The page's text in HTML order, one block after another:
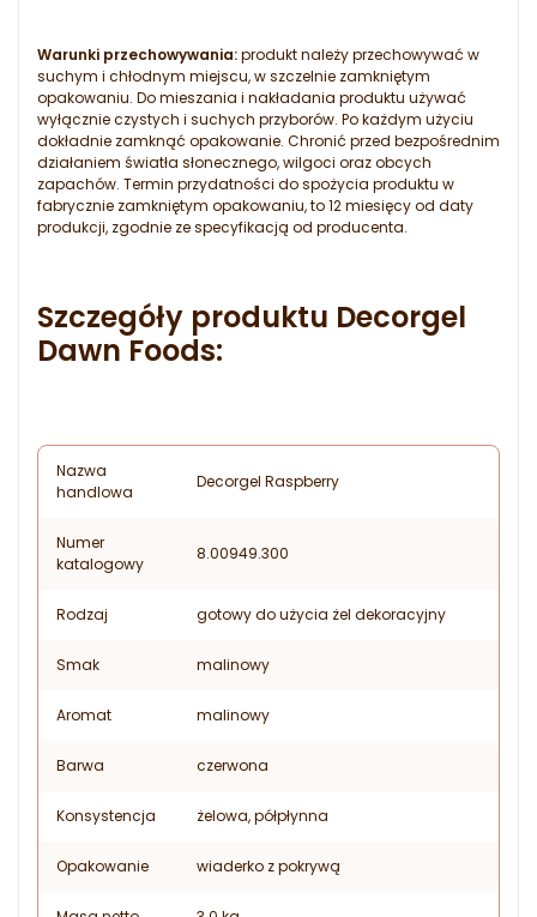
Warunki przechowywania:produkt należy przechowywać w
suchym i chłodnym miejscu, w szczelnie zamkniętym
opakowaniu. Do mieszania i nakładania produktu używać
wyłącznie czystych i suchych przyborów. Po każdym użyciu
dokładnie zamknąć opakowanie. Chronić przed bezpośrednim
działaniem światła słonecznego, wilgoci oraz obcych
zapachów. Termin przydatności do spożycia produktu w
fabrycznie zamkniętym opakowaniu, to 12 miesięcy od daty
produkcji, zgodnie ze specyfikacją od producenta.
Szczegóły produktu Decorgel
Dawn Foods:
Nazwa
handlowa
Decorgel Raspberry
Numer
katalogowy
8.00949.300
Rodzaj gotowy do użycia żel dekoracyjny
Smak malinowy
Aromat malinowy
Barwa czerwona
Konsystencja żelowa, półpłynna
Opakowanie wiaderko z pokrywą